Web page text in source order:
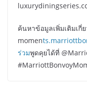
ค้นหาข้อมูลเพิ่มเติมเกี่
momen
ร่วมพูดคุยได้ที่